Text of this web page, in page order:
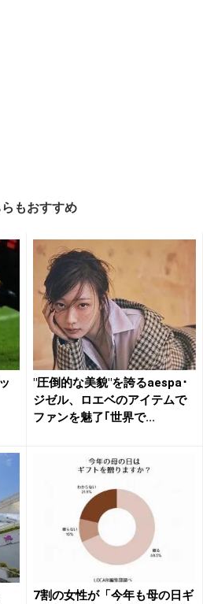
もおすすめ
"圧倒的な美貌"を誇るaespa･
ジゼル、ロエベのアイテムで
ファンを魅了｢世界で...
7割の女性が「今年も母の日ギ